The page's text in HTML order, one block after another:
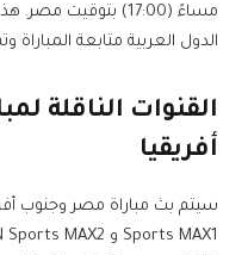
مساءً (17:00) بتوقيت
الدول العربية متابعة
القنوات الناقلة
أفريقيا